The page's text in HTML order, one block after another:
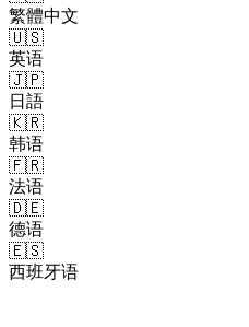
繁體中文
🇺🇸
英语
🇯🇵
日語
🇰🇷
韩语
🇫🇷
法语
🇩🇪
德语
🇪🇸
西班牙语